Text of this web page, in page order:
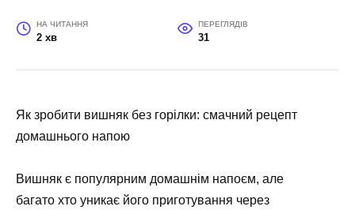
НА ЧИТАННЯ
2 хв
ПЕРЕГЛЯДІВ
31
Як зробити вишняк без горілки: смачний рецепт
домашнього напою
Вишняк є популярним домашнім напоєм, але
багато хто уникає його приготування через